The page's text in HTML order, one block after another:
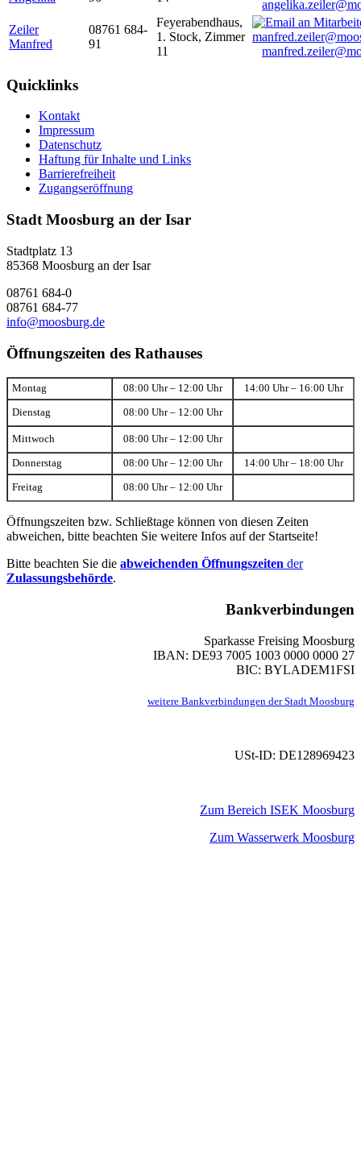
Zeiler
Manfred
08761 684-
91
Feyerabendhaus,
1. Stock, Zimmer
11
Quicklinks
Kontakt
Impressum
Datenschutz
Haftung für Inhalte und Links
Barrierefreiheit
Zugangseröffnung
Stadt Moosburg an der Isar
Stadtplatz 13
85368 Moosburg an der Isar
08761 684-0
08761 684-77
info@moosburg.de
Öffnungszeiten des Rathauses
Montag 08:00 Uhr – 12:00 Uhr 14:00 Uhr – 16:00 Uhr
Dienstag 08:00 Uhr – 12:00 Uhr
Mittwoch 08:00 Uhr – 12:00 Uhr
Donnerstag 08:00 Uhr – 12:00 Uhr 14:00 Uhr – 18:00 Uhr
Freitag 08:00 Uhr – 12:00 Uhr
Öffnungszeiten bzw. Schließtage können von diesen Zeiten
abweichen, bitte beachten Sie weitere Infos auf der Startseite!
Bitte beachten Sie die abweichenden Öffnungszeiten der
Zulassungsbehörde.
Bankverbindungen
Sparkasse Freising Moosburg
IBAN: DE93 7005 1003 0000 0000 27
BIC: BYLADEM1FSI
weitere Bankverbindungen der Stadt Moosburg
USt-ID: DE128969423
Zum Bereich ISEK Moosburg
Zum Wasserwerk Moosburg